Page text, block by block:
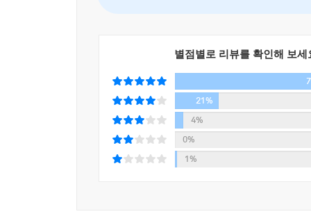
(儒家)의 발전사관, 진(進)의 신념도 현대의 금융
문맥으로 새롭게 읽힌다. 모든 텍스트는 새롭
소소한 일상들을 함께 들려줌으로써 동양고전의
시간 동안 훨씬 깊어진 논의와 풍부한 예화를 담
『시경』: ‘개념’이라는 문사철의 작은 그릇이 아
별점별로 리뷰를 확인해 보세
21%
4%
0%
1%